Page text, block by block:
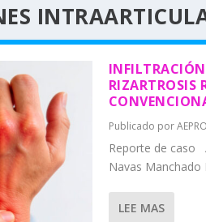
RIZARTROSIS
Publicado por
Reporte de caso
Navas Manchado
LEE MAS